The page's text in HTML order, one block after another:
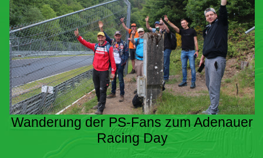
Wanderung der PS-Fans zum Adenauer
Racing Day